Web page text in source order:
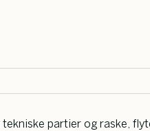
partier og raske,